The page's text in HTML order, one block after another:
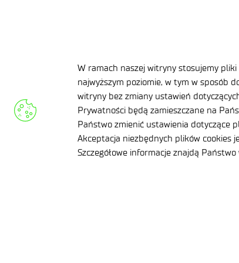
W ramach naszej witryny stosujemy
najwyższym poziomie, w tym w sposób
witryny bez zmiany ustawień
Prywatności będą zamieszczane na
Państwo zmienić ustawienia dotyczące
Akceptacja niezbędnych plików cookies
Szczegółowe informacje znajdą Państwo
Polska to miejsce rozwoju kariery
dla młodych naukowców i pole
rozwoju dla innowacyjnych
startupów. Łukasiewicz
na Polonia_Camp 2026
dla
Polski
.